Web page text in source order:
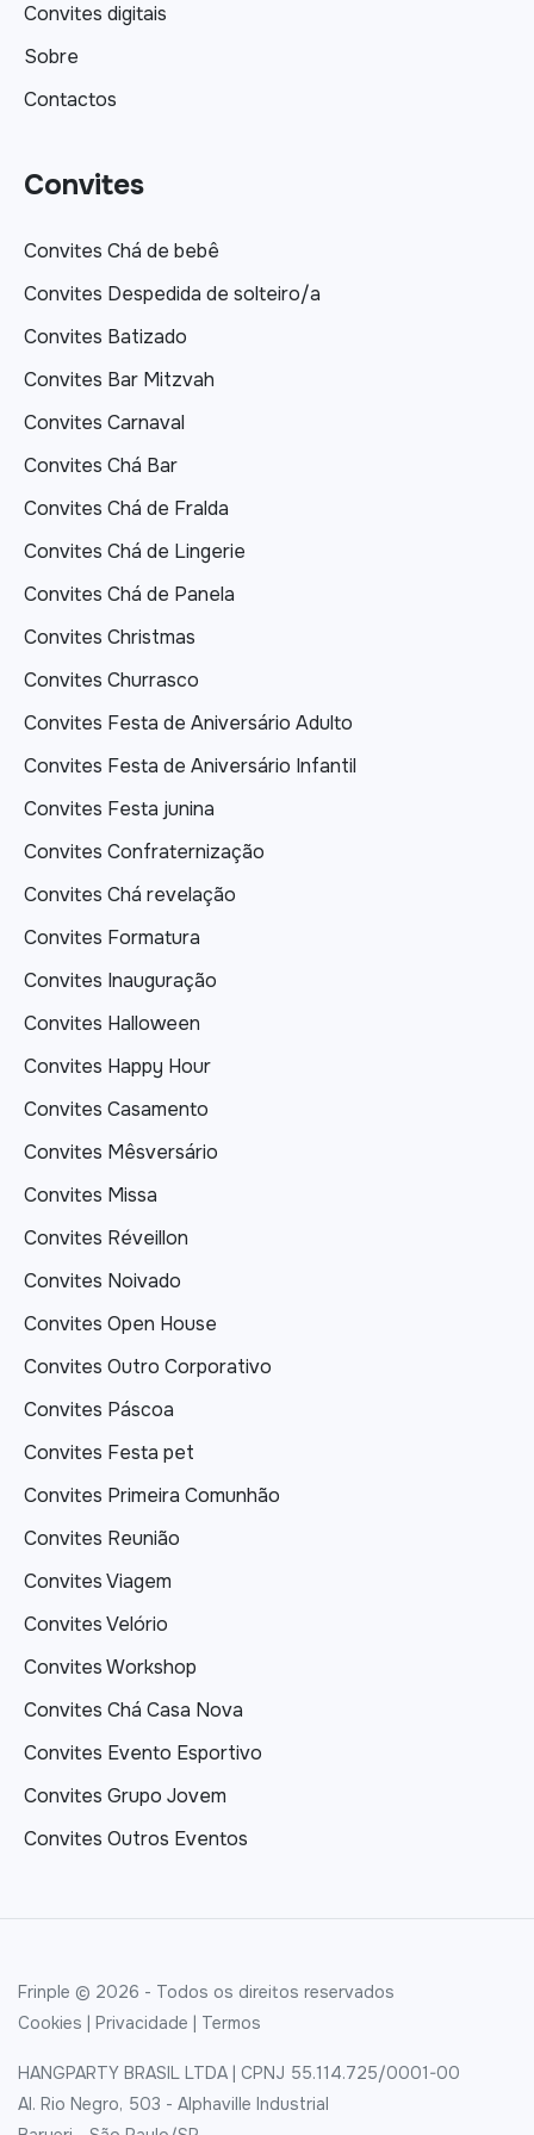
Convites digitais
Sobre
Contactos
Convites
Convites Chá de bebê
Convites Despedida de solteiro/a
Convites Batizado
Convites Bar Mitzvah
Convites Carnaval
Convites Chá Bar
Convites Chá de Fralda
Convites Chá de Lingerie
Convites Chá de Panela
Convites Christmas
Convites Churrasco
Convites Festa de Aniversário Adulto
Convites Festa de Aniversário Infantil
Convites Festa junina
Convites Confraternização
Convites Chá revelação
Convites Formatura
Convites Inauguração
Convites Halloween
Convites Happy Hour
Convites Casamento
Convites Mêsversário
Convites Missa
Convites Réveillon
Convites Noivado
Convites Open House
Convites Outro Corporativo
Convites Páscoa
Convites Festa pet
Convites Primeira Comunhão
Convites Reunião
Convites Viagem
Convites Velório
Convites Workshop
Convites Chá Casa Nova
Convites Evento Esportivo
Convites Grupo Jovem
Convites Outros Eventos
Frinple © 2026 - Todos os direitos reservados
Cookies | Privacidade | Termos
HANGPARTY BRASIL LTDA | CPNJ 55.114.725/0001-00
Al. Rio Negro, 503 - Alphaville Industrial